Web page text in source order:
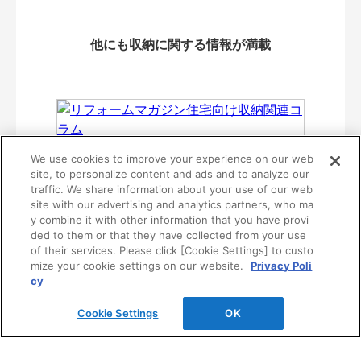
他にも収納に関する情報が満載
リフォームマガジン
住宅向け収納関連コラム
We use cookies to improve your experience on our web
site, to personalize content and ads and to analyze our
traffic. We share information about your use of our web
site with our advertising and analytics partners, who ma
y combine it with other information that you have provi
ded to them or that they have collected from your use
of their services. Please click [Cookie Settings] to custo
mize your cookie settings on our website.
Privacy Poli
cy
Cookie Settings OK